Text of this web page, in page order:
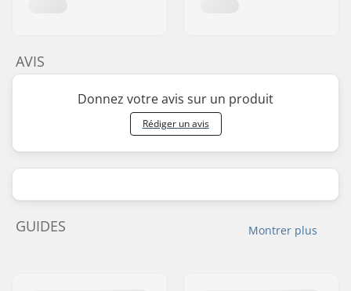
AVIS
Donnez votre avis sur un produit
Rédiger un avis
Montrer plus
GUIDES